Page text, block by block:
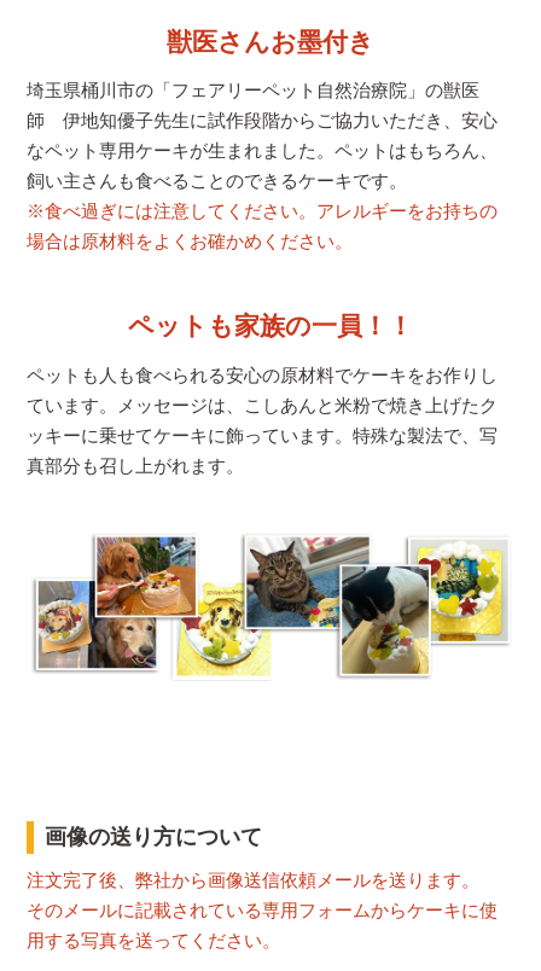
獣医さんお墨付き
埼玉県桶川市の「フェアリーペット自然治療院」の獣医
師 伊地知優子先生に試作段階からご協力いただき、安心
なペット専用ケーキが生まれました。ペットはもちろん、
飼い主さんも食べることのできるケーキです。
※食べ過ぎには注意してください。アレルギーをお持ちの
場合は原材料をよくお確かめください。
ペットも家族の一員！！
ペットも人も食べられる安心の原材料でケーキをお作りし
ています。メッセージは、こしあんと米粉で焼き上げたク
ッキーに乗せてケーキに飾っています。特殊な製法で、写
真部分も召し上がれます。
画像の送り方について
注文完了後、弊社から画像送信依頼メールを送ります。
そのメールに記載されている専用フォームからケーキに使
用する写真を送ってください。